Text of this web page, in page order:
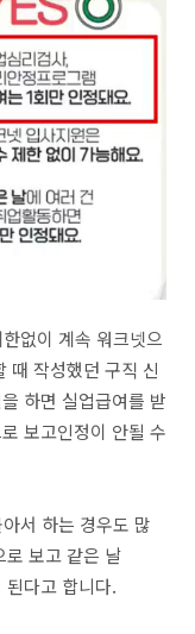
없이 계속 워크넷으
때 작성했던 구직 신
하면 실업급여를 받
보고인정이 안될 수
서 하는 경우도 많
로 보고 같은 날
다고 합니다.